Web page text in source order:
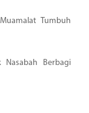
Tumbuh
Nasabah Berbagi